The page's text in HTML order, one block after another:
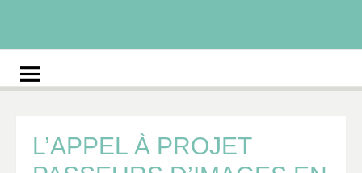
régionale des MJC
Bourgogne-Franche-
L’APPEL À PROJET